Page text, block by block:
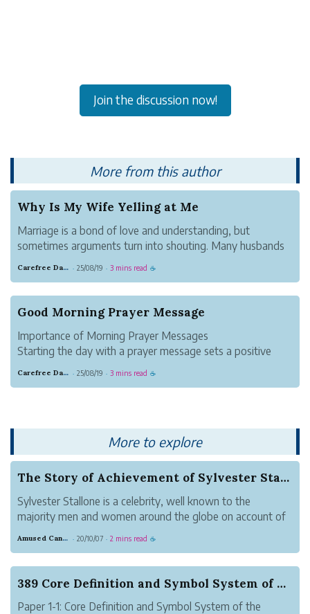
Join the discussion now!
More from this author
Why Is My Wife Yelling at Me
Marriage is a bond of love and understanding, but
sometimes arguments turn into shouting. Many husbands
often comes from stress, frustration, or unresolved issues
Carefree Dandelion Juice · 25/08/19 · 3 mins read ☕
Good Morning Prayer Message
Importance of Morning Prayer Messages
Starting the day with a prayer message sets a positive
prayer messages strengthens relationships, spreads
Carefree Dandelion Juice · 25/08/19 · 3 mins read ☕
More to explore
The Story of Achievement of Sylvester Stallone.
Sylvester Stallone is a celebrity, well known to the
majority men and women around the globe on account of
industry, fashion along with other industries. People
Amused Canary Dolphin · 20/10/07 · 2 mins read ☕
389 Core Definition and Symbol System of the \m...
Paper 1-1: Core Definition and Symbol System of the